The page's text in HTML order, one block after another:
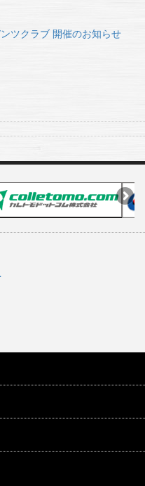
ツクラブ 開催のお知らせ